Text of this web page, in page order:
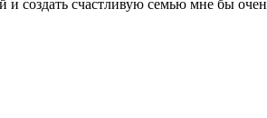
создать счастливую семью мне бы